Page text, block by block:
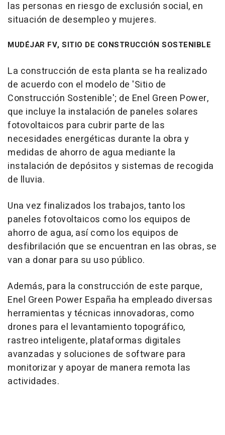
las personas en riesgo de exclusión social, en
situación de desempleo y mujeres.
MUDÉJAR FV, SITIO DE CONSTRUCCIÓN SOSTENIBLE
La construcción de esta planta se ha realizado
de acuerdo con el modelo de 'Sitio de
Construcción Sostenible'; de Enel Green Power,
que incluye la instalación de paneles solares
fotovoltaicos para cubrir parte de las
necesidades energéticas durante la obra y
medidas de ahorro de agua mediante la
instalación de depósitos y sistemas de recogida
de lluvia.
Una vez finalizados los trabajos, tanto los
paneles fotovoltaicos como los equipos de
ahorro de agua, así como los equipos de
desfibrilación que se encuentran en las obras, se
van a donar para su uso público.
Además, para la construcción de este parque,
Enel Green Power España ha empleado diversas
herramientas y técnicas innovadoras, como
drones para el levantamiento topográfico,
rastreo inteligente, plataformas digitales
avanzadas y soluciones de software para
monitorizar y apoyar de manera remota las
actividades.